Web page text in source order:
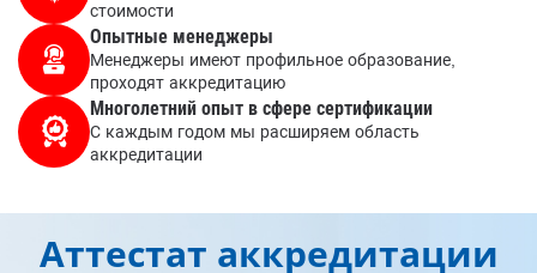
стоимости
Опытные менеджеры
Менеджеры имеют профильное образование,
проходят аккредитацию
Многолетний опыт в сфере сертификации
С каждым годом мы расширяем область
аккредитации
Аттестат аккредитации